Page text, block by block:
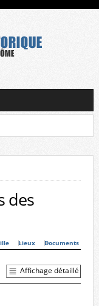
des
Lieux Documents
Affichage détaillé